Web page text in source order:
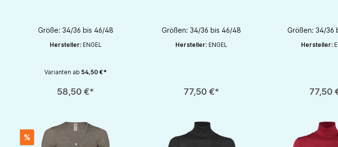
Größe: 34/36 bis 46/48
Hersteller: ENGEL
Varianten ab 54,50 €*
58,50 €*
Größen: 34/36 bis 46/48
Hersteller: ENGEL
77,50 €*
Produkt Anzahl: Gib den gewünschten Wert ein oder benutze
Größen: 34/36
Hersteller:
77,50
Produkt Anzahl:
%